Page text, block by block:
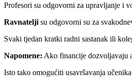
Profesori su odgovorni za upravljanje i
Ravnatelji su odgovorni su za
Svaki tjedan kratki radni sastanak ili
Napomene: Ako financije dozvoljavaju
Isto tako omogućiti usavršavanja